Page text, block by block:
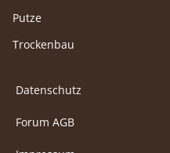
Putze
Trockenbau
Datenschutz
Forum AGB